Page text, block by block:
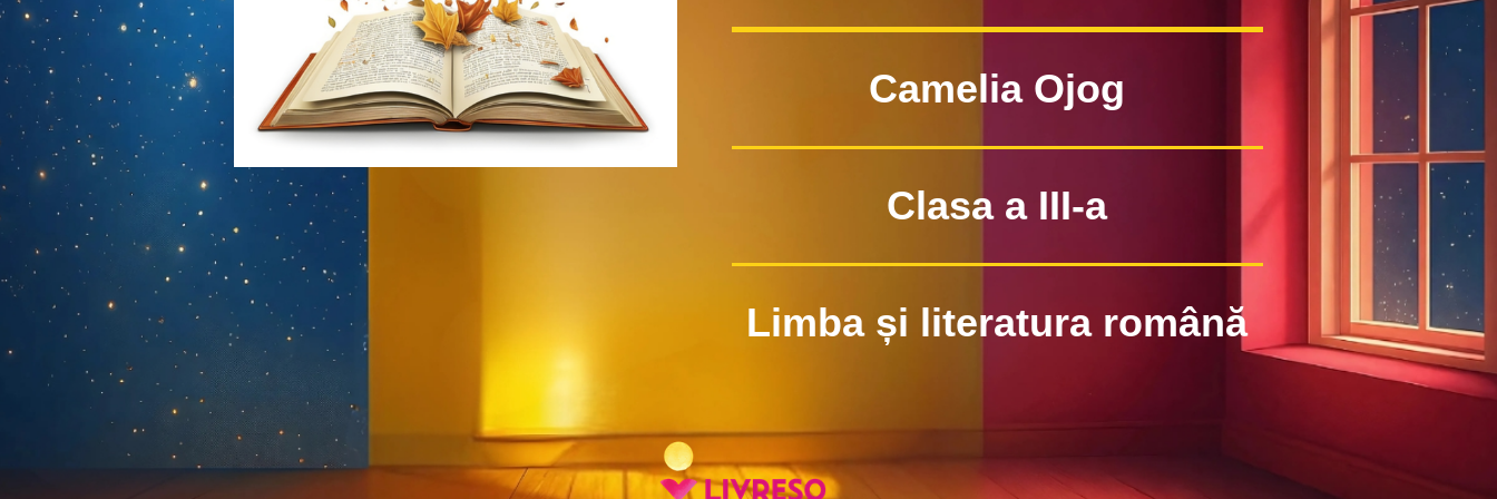
Camelia Ojog
Clasa a III-a
Limba și literatura română